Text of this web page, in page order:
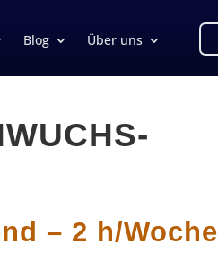
Blog Über uns
– 2 h/Woche